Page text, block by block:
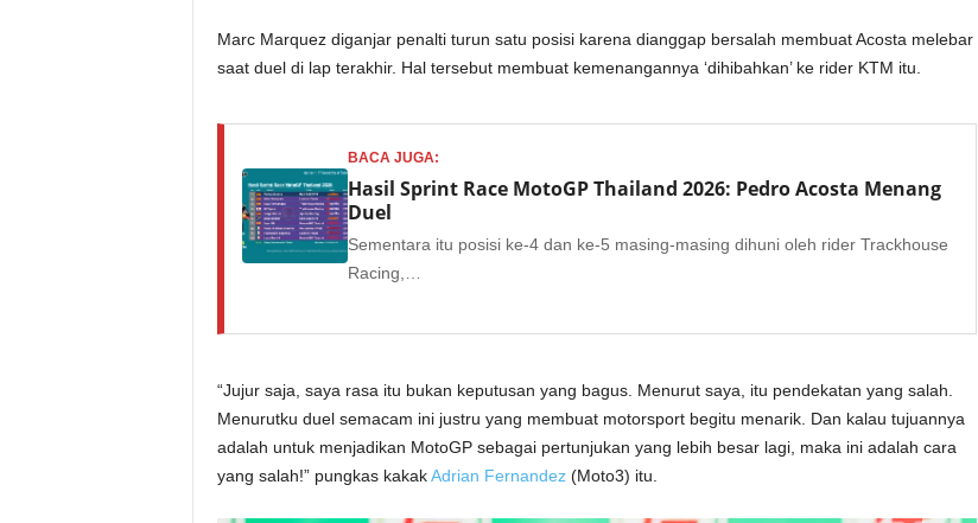
Marc Marquez diganjar penalti turun satu posisi karena dianggap bersalah membuat Acosta melebar
saat duel di lap terakhir. Hal tersebut membuat kemenangannya ‘dihibahkan’ ke rider KTM itu.
BACA JUGA:
Hasil Sprint Race MotoGP Thailand 2026: Pedro Acosta Menang
Duel
Sementara itu posisi ke-4 dan ke-5 masing-masing dihuni oleh rider Trackhouse
Racing,…
“Jujur saja, saya rasa itu bukan keputusan yang bagus. Menurut saya, itu pendekatan yang salah.
Menurutku duel semacam ini justru yang membuat motorsport begitu menarik. Dan kalau tujuannya
adalah untuk menjadikan MotoGP sebagai pertunjukan yang lebih besar lagi, maka ini adalah cara
yang salah!” pungkas kakakAdrian Fernandez(Moto3) itu.